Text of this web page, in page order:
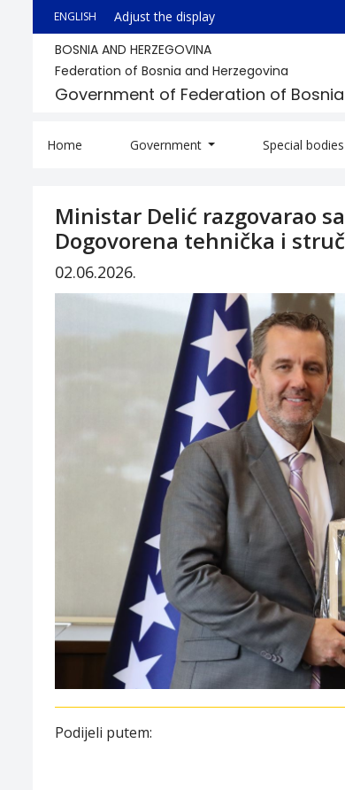
ENGLISH Adjust the display
BOSNIA AND HERZEGOVINA
Federation of Bosnia and Herzegovina
Government of Federation of
Home Government Special
Ministar Delić razgovarao
Dogovorena tehnička i
02.06.2026.
Podijeli putem: